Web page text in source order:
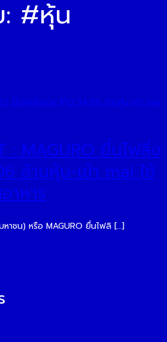
#หุ้น
: MAGURO ยื่นไฟลิ่ง
ล้านหุ้น-เข้า mai ใช้
าหาร
าชน) หรือ MAGURO ยื่นไฟลิ […]